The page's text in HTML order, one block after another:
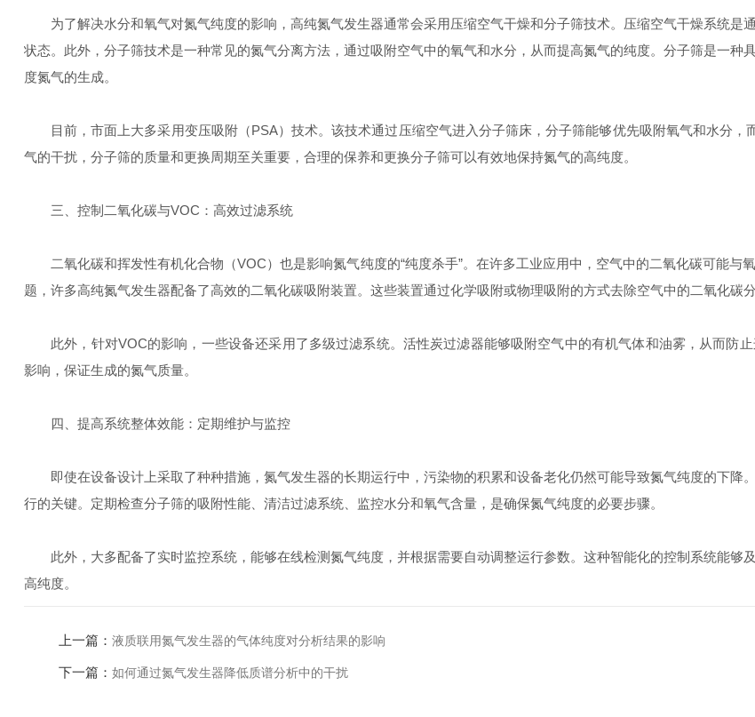
为了解决水分和氧气对氮气纯度的影响，高纯氮气发生器通常会采用压缩空气干燥和分子筛技术。压缩空气干燥系统是
状态。此外，分子筛技术是一种常见的氮气分离方法，通过吸附空气中的氧气和水分，从而提高氮气的纯度。分子筛是一
度氮气的生成。
目前，市面上大多采用变压吸附（PSA）技术。该技术通过压缩空气进入分子筛床，分子筛能够优先吸附氧气和水分，
气的干扰，分子筛的质量和更换周期至关重要，合理的保养和更换分子筛可以有效地保持氮气的高纯度。
三、控制二氧化碳与VOC：高效过滤系统
二氧化碳和挥发性有机化合物（VOC）也是影响氮气纯度的“纯度杀手”。在许多工业应用中，空气中的二氧化碳可能与
题，许多高纯氮气发生器配备了高效的二氧化碳吸附装置。这些装置通过化学吸附或物理吸附的方式去除空气中的二氧化碳
此外，针对VOC的影响，一些设备还采用了多级过滤系统。活性炭过滤器能够吸附空气中的有机气体和油雾，从而防
影响，保证生成的氮气质量。
四、提高系统整体效能：定期维护与监控
即使在设备设计上采取了种种措施，氮气发生器的长期运行中，污染物的积累和设备老化仍然可能导致氮气纯度的下降
行的关键。定期检查分子筛的吸附性能、清洁过滤系统、监控水分和氧气含量，是确保氮气纯度的必要步骤。
此外，大多配备了实时监控系统，能够在线检测氮气纯度，并根据需要自动调整运行参数。这种智能化的控制系统能够
高纯度。
上一篇： 液质联用氮气发生器的气体纯度对分析结果的影响
下一篇： 如何通过氮气发生器降低质谱分析中的干扰